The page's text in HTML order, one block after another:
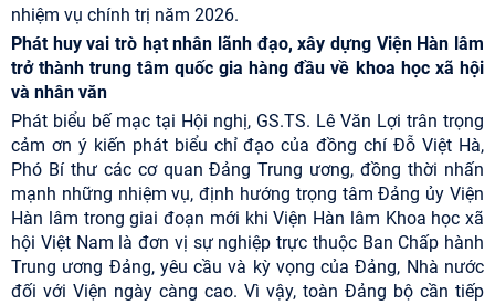
nhiệm vụ chính trị năm 2026.
Phát huy vai trò hạt nhân lãnh đạo, xây dựng Viện Hàn lâm
trở thành trung tâm quốc gia hàng đầu về khoa học xã hội
và nhân văn
Phát biểu bế mạc tại Hội nghị, GS.TS. Lê Văn Lợi trân trọng
cảm ơn ý kiến phát biểu chỉ đạo của đồng chí Đỗ Việt Hà,
Phó Bí thư các cơ quan Đảng Trung ương, đồng thời nhấn
mạnh những nhiệm vụ, định hướng trọng tâm Đảng ủy Viện
Hàn lâm trong giai đoạn mới khi Viện Hàn lâm Khoa học xã
hội Việt Nam là đơn vị sự nghiệp trực thuộc Ban Chấp hành
Trung ương Đảng, yêu cầu và kỳ vọng của Đảng, Nhà nước
đối với Viện ngày càng cao. Vì vậy, toàn Đảng bộ cần tiếp